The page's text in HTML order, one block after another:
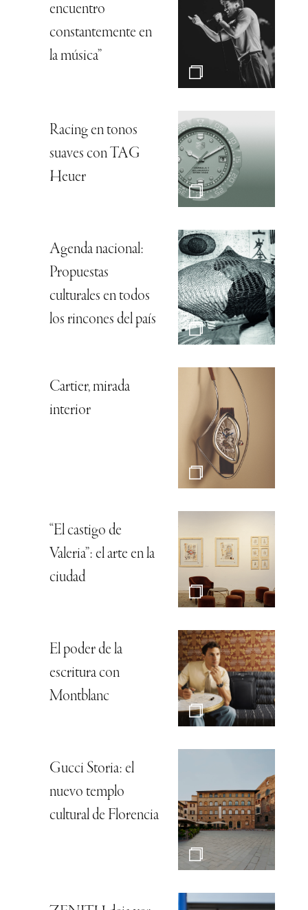
encuentro
constantemente en
la música”
Racing en tonos
suaves con TAG
Heuer
Agenda nacional:
Propuestas
culturales en todos
los rincones del país
Cartier, mirada
interior
“El castigo de
Valeria”: el arte en la
ciudad
El poder de la
escritura con
Montblanc
Gucci Storia: el
nuevo templo
cultural de Florencia